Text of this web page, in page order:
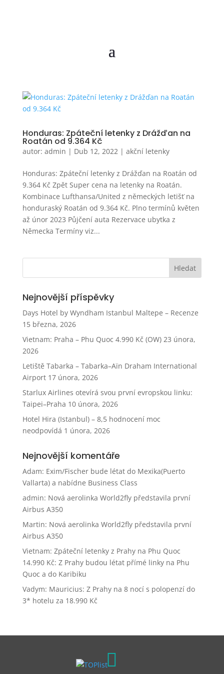
Honduras: Zpáteční letenky z Drážďan na
Roatán od 9.364 Kč
autor: admin | Dub 12, 2022| akční letenky
Honduras: Zpáteční letenky z Drážďan na Roatán od
9.364 Kč Zpět Super cena na letenky na Roatán.
Kombinace Lufthansa/United z německých letišť na
honduraský Roatán od 9.364 Kč. Plno termínů květen
až únor 2023 Půjčení auta Rezervace ubytka z
Německa Termíny viz...
Nejnovější příspěvky
Days Hotel by Wyndham Istanbul Maltepe – Recenze
15 března, 2026
Vietnam: Praha – Phu Quoc 4.990 Kč (OW) 23 února,
2026
Letiště Tabarka – Tabarka–Aïn Draham International
Airport 17 února, 2026
Starlux Airlines otevírá svou první evropskou linku:
Taipei–Praha 10 února, 2026
Hotel Hira (Istanbul) – 8,5 hodnocení moc
neodpovídá 1 února, 2026
Nejnovější komentáře
Adam: Exim/Fischer bude létat do Mexika(Puerto
Vallarta) a nabídne Business Class
admin: Nová aerolinka World2fly představila první
Airbus A350
Martin: Nová aerolinka World2fly představila první
Airbus A350
Vietnam: Zpáteční letenky z Prahy na Phu Quoc
14.990 Kč: Z Prahy budou létat přímé linky na Phu
Quoc a do Karibiku
Vadym: Mauricius: Z Prahy na 8 nocí s polopenzí do
3* hotelu za 18.990 Kč
